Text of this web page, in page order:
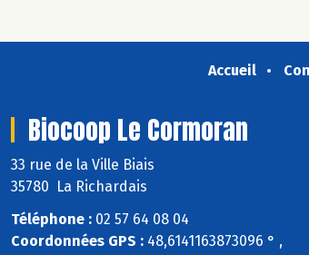
Accueil
Biocoop Le Cormoran
33 rue de la Ville Biais
35780 La Richardais
Téléphone : 02 57 64 08 04
Coordonnées GPS : 48,6141163873096 ° ,